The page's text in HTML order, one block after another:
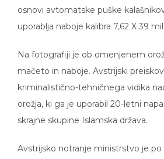
osnovi avtomatske puške
uporablja naboje kalibra 7,62 X 39
Na fotografiji je ob omenjenem
mačeto in naboje. Avstrijski
kriminalistično-tehničnega vidika
orožja, ki ga je uporabil 20-letni
skrajne skupine Islamska država.
Avstrijsko notranje ministrstvo je po